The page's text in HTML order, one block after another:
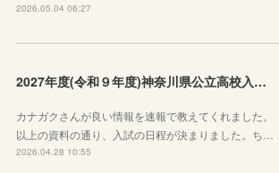
2026.05.04 06:27
2027年度(令和９年度)神奈川県公立高校入試日程が決定しました！
カナガクさんが良い情報を速報で教えてくれました。
以上の資料の通り、入試の日程が決まりました。ち…
2026.04.28 10:55